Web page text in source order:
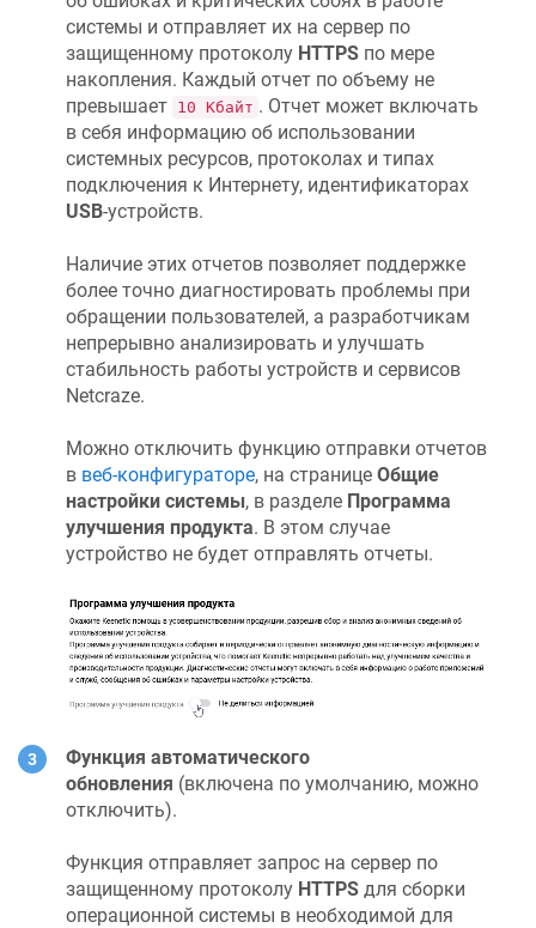
системы и отправляет их на сервер по
защищенному протоколу HTTPS по мере
накопления. Каждый отчет по объему не
превышает 10 Кбайт . Отчет может включать
в себя информацию об использовании
системных ресурсов, протоколах и типах
подключения к Интернету, идентификаторах
USB-устройств.
Наличие этих отчетов позволяет поддержке
более точно диагностировать проблемы при
обращении пользователей, а разработчикам
непрерывно анализировать и улучшать
стабильность работы устройств и сервисов
Netcraze.
Можно отключить функцию отправки отчетов
в веб-конфигураторе, на странице Общие
настройки системы, в разделе Программа
улучшения продукта. В этом случае
устройство не будет отправлять отчеты.
Функция автоматического
обновления (включена по умолчанию, можно
отключить).
Функция отправляет запрос на сервер по
защищенному протоколу HTTPS для сборки
операционной системы в необходимой для